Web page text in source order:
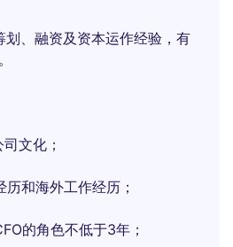
划、融资及资本运作经验，有
文化；
和海外工作经历；
的角色不低于3年；